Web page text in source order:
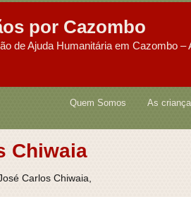
por Cazombo
de Ajuda Humanitária em Cazombo –
Quem Somos As
Chiwaia
Carlos Chiwaia,